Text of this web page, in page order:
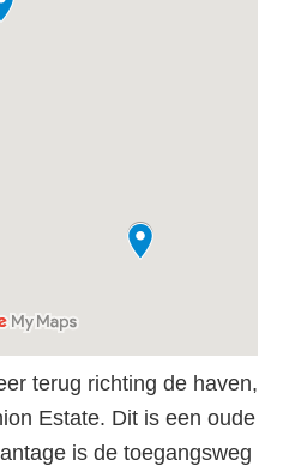
terug richting de haven,
Estate. Dit is een oude
is de toegangsweg